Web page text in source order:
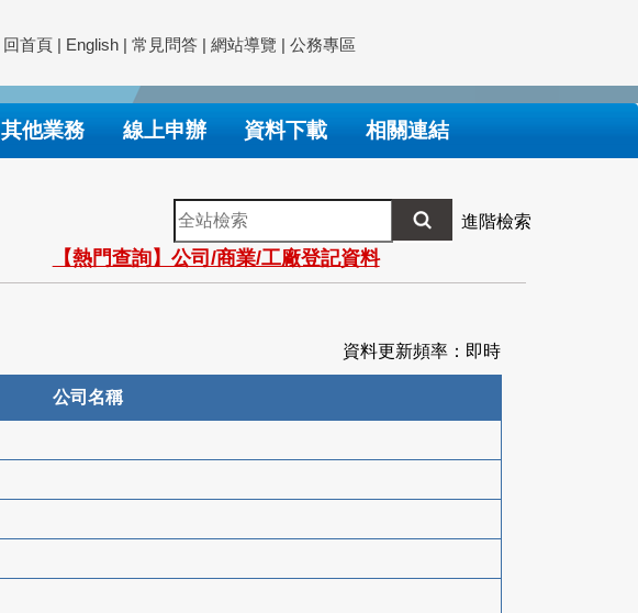
回首頁 | English | 常見問答 | 網站導覽 | 公務專區
其他業務 線上申辦 資料下載 相關連結
全
站
檢
索
進階檢索
【熱門查詢】公司/商業/工廠登記資料
資料更新頻率：即時
公司名稱